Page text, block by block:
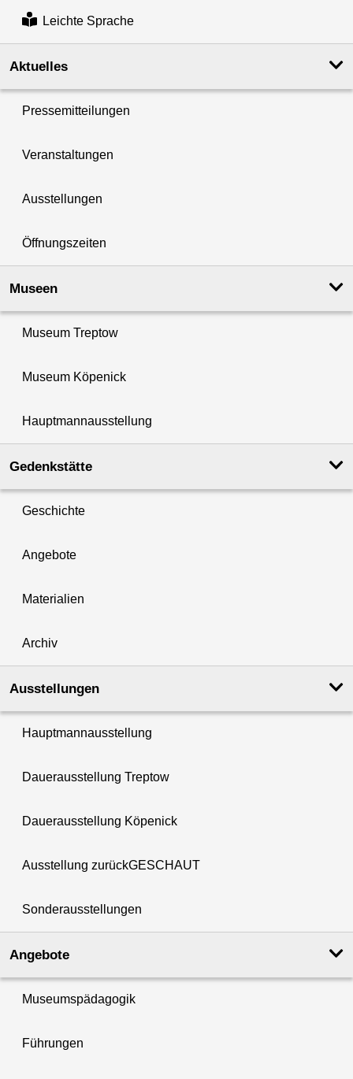
Leichte Sprache
Aktuelles
Pressemitteilungen
Veranstaltungen
Ausstellungen
Öffnungszeiten
Museen
Museum Treptow
Museum Köpenick
Hauptmannausstellung
Gedenkstätte
Geschichte
Angebote
Materialien
Archiv
Ausstellungen
Hauptmannausstellung
Dauerausstellung Treptow
Dauerausstellung Köpenick
Ausstellung zurückGESCHAUT
Sonderausstellungen
Angebote
Museumspädagogik
Führungen